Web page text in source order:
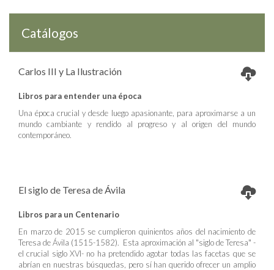
Catálogos
Carlos III y La Ilustración
Libros para entender una época
Una época crucial y desde luego apasionante, para aproximarse a un
mundo cambiante y rendido al progreso y al origen del mundo
contemporáneo.
El siglo de Teresa de Ávila
Libros para un Centenario
En marzo de 2015 se cumplieron quinientos años del nacimiento de
Teresa de Ávila (1515-1582). Esta aproximación al "siglo de Teresa" -
el crucial siglo XVI- no ha pretendido agotar todas las facetas que se
abrían en nuestras búsquedas, pero sí han querido ofrecer un amplio